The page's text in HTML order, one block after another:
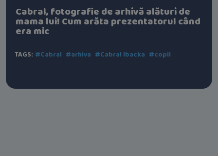
Cabral, fotografie de arhivă alături de
mama lui! Cum arăta prezentatorul când
era mic
TAGS: #Cabral #arhiva #Cabral Ibacka #copil